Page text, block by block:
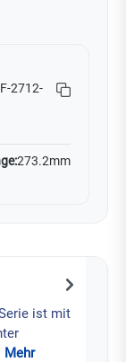
2712-
273.2mm
ist mit
Mehr